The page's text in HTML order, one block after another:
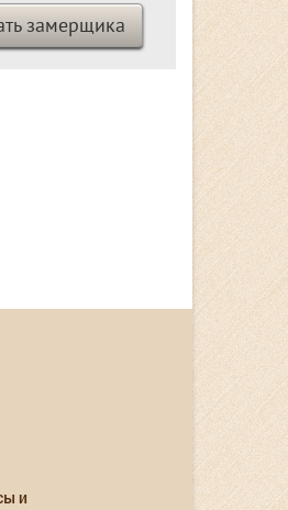
замерщика
и